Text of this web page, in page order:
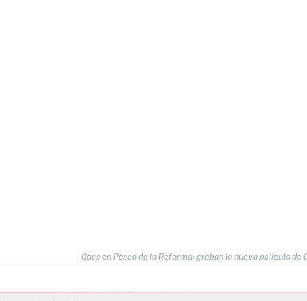
Caos en Paseo de la Reforma: graban la nueva película de